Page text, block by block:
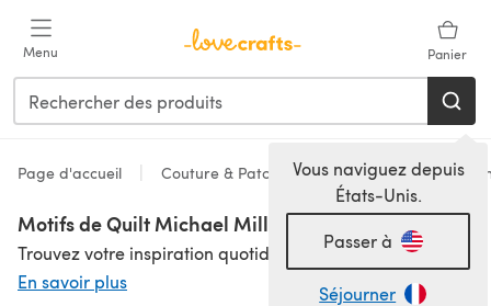
Menu Panier
Vous naviguez depuis
États-Unis.
Passer à
Séjourner
Page d'accueil Couture & Patchwork Modèles
Motifs de Quilt Michael Miller
En savoir plus